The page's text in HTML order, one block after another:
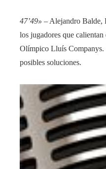
47’49» – Alejandro Balde,
los jugadores que
Olímpico Lluís Companys.
posibles soluciones.